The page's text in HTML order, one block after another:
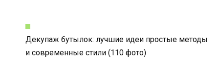
Декупаж бутылок: лучшие идеи простые методы
и современные стили (110 фото)